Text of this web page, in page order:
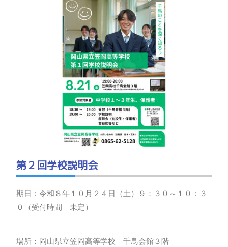
第２回学校説明会
期日：令和８年１０月２４日（土）９：３０～１０：３
０（受付時間 未定）
場所：岡山県立笠岡高等学校 千鳥会館３階